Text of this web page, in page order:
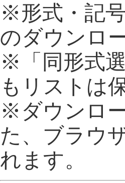
※形式・記
のダウンロ
※「同形式
もリストは
※ダウンロ
た、ブラウ
れます。